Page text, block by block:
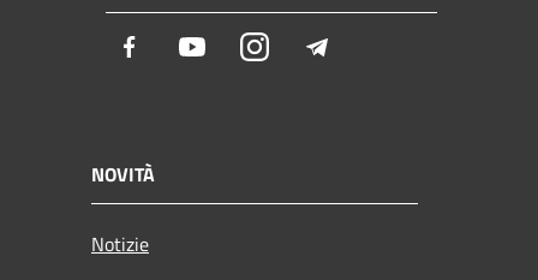
Facebook YoutubeInstagram
NOVITÀ
Notizie